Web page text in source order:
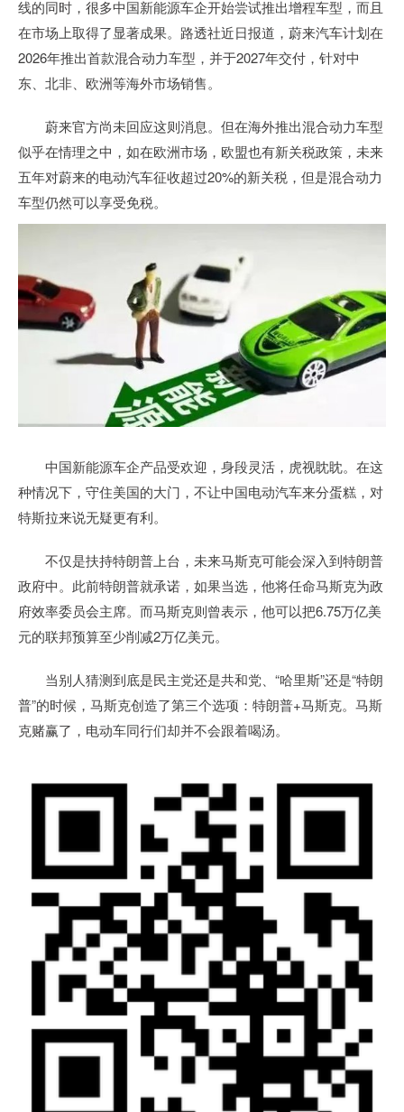
线的同时，很多中国新能源车企开始尝试推出增程车型，而且
在市场上取得了显著成果。路透社近日报道，蔚来汽车计划在
2026年推出首款混合动力车型，并于2027年交付，针对中
东、北非、欧洲等海外市场销售。
蔚来官方尚未回应这则消息。但在海外推出混合动力车型
似乎在情理之中，如在欧洲市场，欧盟也有新关税政策，未来
五年对蔚来的电动汽车征收超过20%的新关税，但是混合动力
车型仍然可以享受免税。
中国新能源车企产品受欢迎，身段灵活，虎视眈眈。在这
种情况下，守住美国的大门，不让中国电动汽车来分蛋糕，对
特斯拉来说无疑更有利。
不仅是扶持特朗普上台，未来马斯克可能会深入到特朗普
政府中。此前特朗普就承诺，如果当选，他将任命马斯克为政
府效率委员会主席。而马斯克则曾表示，他可以把6.75万亿美
元的联邦预算至少削减2万亿美元。
当别人猜测到底是民主党还是共和党、“哈里斯”还是“特朗
普”的时候，马斯克创造了第三个选项：特朗普+马斯克。马斯
克赌赢了，电动车同行们却并不会跟着喝汤。